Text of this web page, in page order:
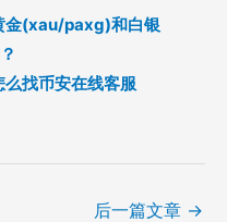
金(xau/paxg)和白银
找币安在线客服
后一篇文章 →